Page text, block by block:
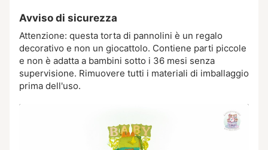
Avviso di sicurezza
Attenzione: questa torta di pannolini è un regalo
decorativo e non un giocattolo. Contiene parti piccole
e non è adatta a bambini sotto i 36 mesi senza
supervisione. Rimuovere tutti i materiali di imballaggio
prima dell'uso.